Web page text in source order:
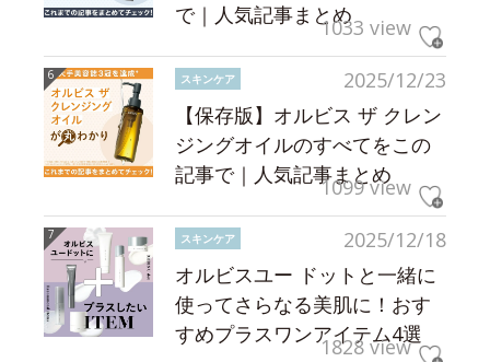
で｜人気記事まとめ1033 view
2025/12/23
スキンケア
【保存版】オルビス ザ クレン
ジングオイルのすべてをこの
記事で｜人気記事まとめ
1099 view
2025/12/18
スキンケア
オルビスユー ドットと一緒に
使ってさらなる美肌に！おす
すめプラスワンアイテム4選
1828 view